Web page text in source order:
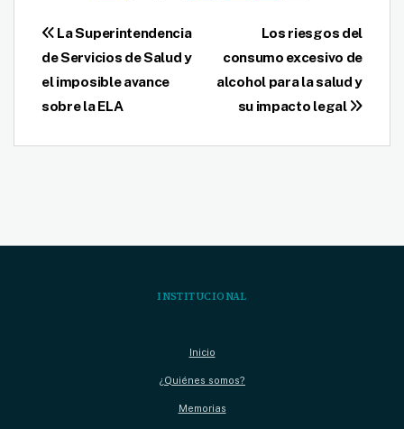
Navegación
de
entradas
Los riesgos del
consumo excesivo de
alcohol para la salud y
su impacto legal
La Superintendencia
de Servicios de Salud y
el imposible avance
sobre la ELA
INSTITUCIONAL
Inicio
¿Quiénes somos?
Memorias